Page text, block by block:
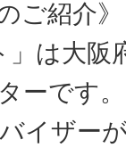
ご紹介》
」は大阪
ーです
イザー